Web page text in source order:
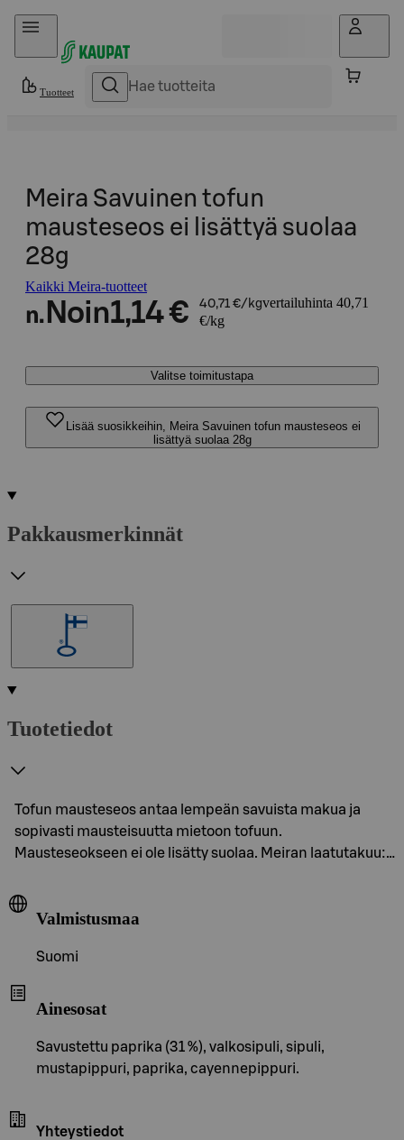
Hyppää sisältöön
Tuotteet
Meira Savuinen tofun
mausteseos ei lisättyä suolaa
28g
Kaikki Meira-tuotteet
n. Noin1,14 € 40,71 €/kgvertailuhinta 40,71
€/kg
Valitse toimitustapa
Lisää suosikkeihin, Meira Savuinen tofun mausteseos ei
lisättyä suolaa 28g
Pakkausmerkinnät
Tuotetiedot
Tofun mausteseos antaa lempeän savuista makua ja
sopivasti mausteisuutta mietoon tofuun.
Mausteseokseen ei ole lisätty suolaa. Meiran laatutakuu:…
Valmistusmaa
Suomi
Ainesosat
Savustettu paprika (31 %), valkosipuli, sipuli,
mustapippuri, paprika, cayennepippuri.
Yhteystiedot